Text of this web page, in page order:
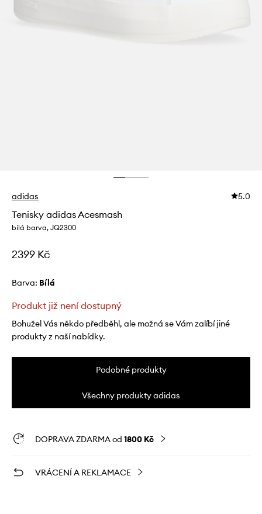
adidas 5.0
Tenisky adidas Acesmash
bílá barva, JQ2300
2399 Kč
Barva: bílá
Produkt již není dostupný
Bohužel Vás někdo předběhl, ale možná se Vám zalíbí jiné
produkty z naší nabídky.
Podobné produkty
Všechny produkty adidas
DOPRAVA ZDARMA od 1800 Kč
VRÁCENÍ A REKLAMACE